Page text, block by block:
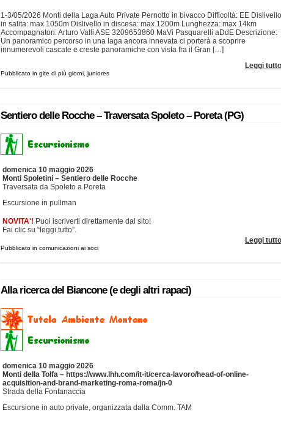
1-3/05/2026 Monti della Laga Auto Private Pernotto in bivacco Difficoltà: EE Dislivello
in salita: max 1050m Dislivello in discesa: max 1200m Lunghezza: max 14km
Accompagnatori: Arturo Valli ASE 3209653860 MaVi Pasquarelli aDdE Descrizione:
Un panoramico percorso in una laga ancora innevata ci porterà a scoprire
innumerevoli cascate e creste panoramiche con vista fra il Gran […]
Leggi
Pubblicato in gite di più giorni, juniores
Sentiero delle Rocche – Traversata Spoleto – Poreta (PG)
domenica 10 maggio 2026
Monti Spoletini – Sentiero delle Rocche
Traversata da Spoleto a Poreta
Escursione in pullman
NOVITA'! Puoi iscriverti direttamente dal sito!
Fai clic su “leggi tutto”.
Leggi
Pubblicato in comunicazioni ai soci
Alla ricerca del Biancone (e degli altri rapaci)
domenica 10 maggio 2026
Monti della Tolfa – https://www.lhh.com/it-it/cerca-lavoro/head-of-online-
acquisition-and-brand-marketing-roma-roma/jn-0
Strada della Fontanaccia
Escursione in auto private, organizzata dalla Comm. TAM